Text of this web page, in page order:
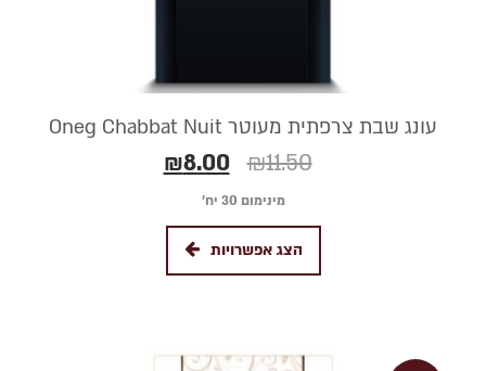
עונג שבת צרפתית מעוטר Oneg Chabbat Nuit
₪11.50
₪8.00
מינימום 30 יח׳
הצג אפשרויות